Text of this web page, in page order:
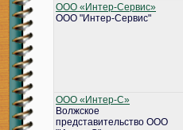
ООО «Интер-Сервис»
ООО "Интер-Сервис"
ООО «Интер-С»
Волжское
представительство ООО